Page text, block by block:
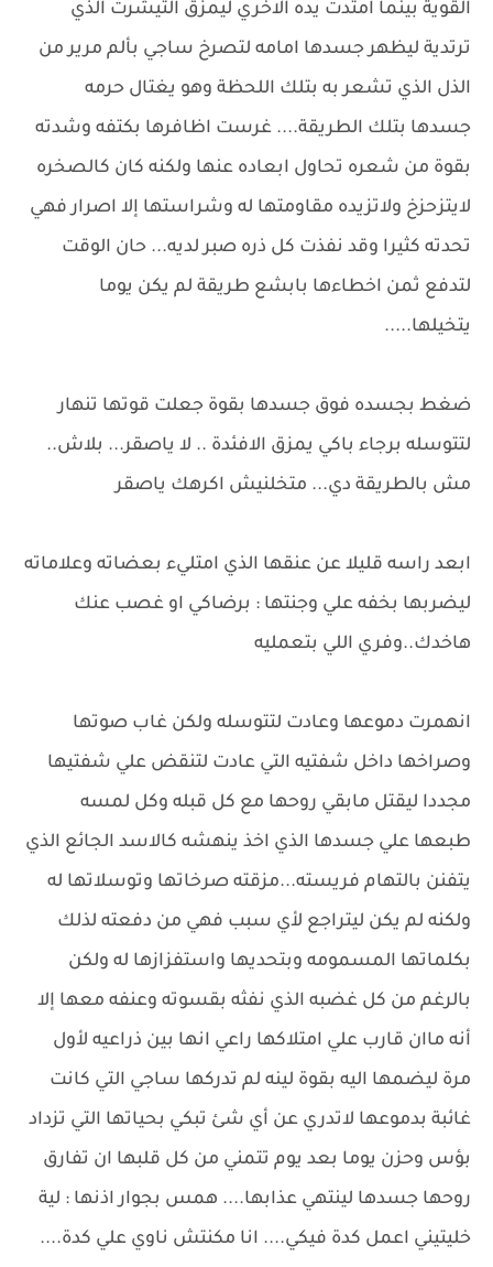
القوية بينما امتدت يده الاخري ليمزق التيشرت الذي
ترتدية ليظهر جسدها امامه لتصرخ ساجي بألم مرير من
الذل الذي تشعر به بتلك اللحظة وهو يغتال حرمه
جسدها بتلك الطريقة.... غرست اظافرها بكتفه وشدته
بقوة من شعره تحاول ابعاده عنها ولكنه كان كالصخره
لايتزحزخ ولاتزيده مقاومتها له وشراستها إلا اصرار فهي
تحدته كثيرا وقد نفذت كل ذره صبر لديه... حان الوقت
لتدفع ثمن اخطاءها بابشع طريقة لم يكن يوما
يتخيلها.....
ضغط بجسده فوق جسدها بقوة جعلت قوتها تنهار
لتتوسله برجاء باكي يمزق الافئدة .. لا ياصقر... بلاش..
مش بالطريقة دي... متخلنيش اكرهك ياصقر
ابعد راسه قليلا عن عنقها الذي امتليء بعضاته وعلاماته
ليضربها بخفه علي وجنتها : برضاكي او غصب عنك
هاخدك..وفري اللي بتعمليه
انهمرت دموعها وعادت لتتوسله ولكن غاب صوتها
وصراخها داخل شفتيه التي عادت لتنقض علي شفتيها
مجددا ليقتل مابقي روحها مع كل قبله وكل لمسه
طبعها علي جسدها الذي اخذ ينهشه كالاسد الجائع الذي
يتفنن بالتهام فريسته...مزقته صرخاتها وتوسلاتها له
ولكنه لم يكن ليتراجع لأي سبب فهي من دفعته لذلك
بكلماتها المسمومه وبتحديها واستفزازها له ولكن
بالرغم من كل غضبه الذي نفثه بقسوته وعنفه معها إلا
أنه ماان قارب علي امتلاكها راعي انها بين ذراعيه لأول
مرة ليضمها اليه بقوة لينه لم تدركها ساجي التي كانت
غائبة بدموعها لاتدري عن أي شئ تبكي بحياتها التي تزداد
بؤس وحزن يوما بعد يوم تتمني من كل قلبها ان تفارق
روحها جسدها لينتهي عذابها.... همس بجوار اذنها : لية
خليتيني اعمل كدة فيكي.... انا مكنتش ناوي علي كدة....